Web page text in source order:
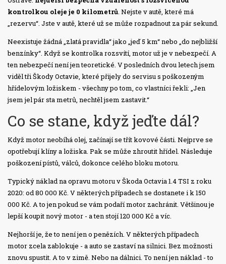
kontrolkou oleje je 0 kilometrů. Nejste v autě, které má
„rezervu“. Jste v autě, které už se může rozpadnout za pár sekund.
Neexistuje žádná „zlatá pravidla“ jako „jeď 5 km“ nebo „do nejbližší
benzínky“. Když se kontrolka rozsvítí, motor už je v nebezpečí. A
ten nebezpečí není jen teoretické. V posledních dvou letech jsem
viděl tři Škody Octavie, které přijely do servisu s poškozeným
hřídelovým ložiskem - všechny po tom, co vlastníci řekli: „Jen
jsem jel pár sta metrů, nechtěl jsem zastavit.“
Co se stane, když jeďte dál?
Když motor neobíhá olej, začínají se třít kovové části. Nejprve se
opotřebují klíny a ložiska. Pak se může zhroutit hřídel. Následuje
poškození pístů, válců, dokonce celého bloku motoru.
Typický náklad na opravu motoru v Škoda Octavia 1.4 TSI z roku
2020: od 80 000 Kč. V některých případech se dostanete i k 150
000 Kč. A to jen pokud se vám podaří motor zachránit. Většinou je
lepší koupit nový motor - a ten stojí 120 000 Kč a víc.
Nejhorší je, že to není jen o penězích. V některých případech
motor zcela zablokuje - a auto se zastaví na silnici. Bez možnosti
znovu spustit. A to v zimě. Nebo na dálnici. To není jen náklad - to